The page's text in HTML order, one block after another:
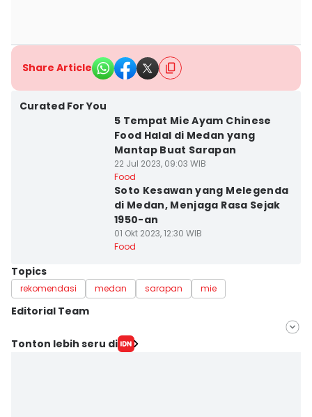
Share Article
Curated For You
5 Tempat Mie Ayam Chinese
Food Halal di Medan yang
Mantap Buat Sarapan
22 Jul 2023, 09:03 WIB
Food
Soto Kesawan yang Melegenda
di Medan, Menjaga Rasa Sejak
1950-an
01 Okt 2023, 12:30 WIB
Food
Topics
rekomendasi medan sarapan mie
Editorial Team
Editor
Tonton lebih seru di